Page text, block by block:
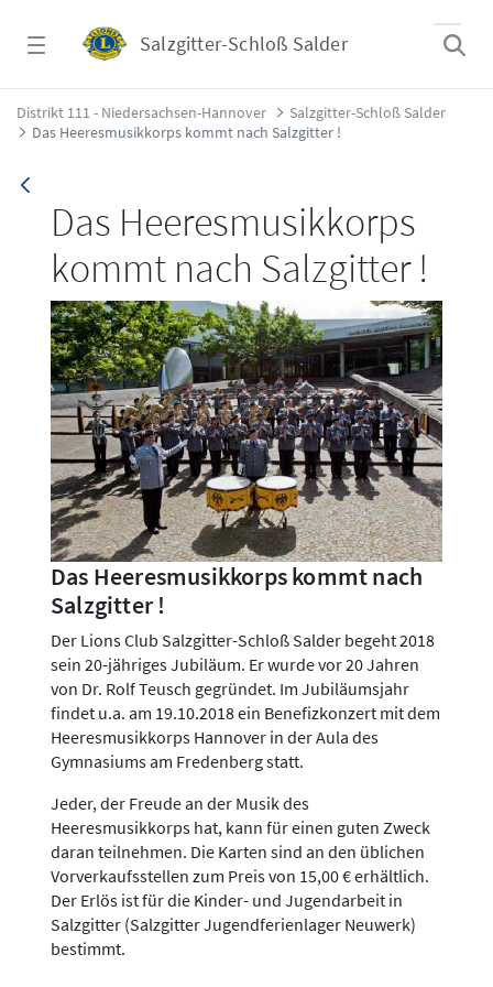
Salzgitter-Schloß Salder
Das Heeresmusikkorps kommt nach
Distrikt 111 - Niedersachsen-Hannover
Salzgitter-Schloß Salder
Das Heeresmusikkorps kommt nach Salzgitter !
Das Heeresmusikkorps
kommt nach Salzgitter !
Das Heeresmusikkorps kommt nach
Salzgitter !
Der Lions Club Salzgitter-Schloß Salder begeht 2018
sein 20-jähriges Jubiläum. Er wurde vor 20 Jahren
von Dr. Rolf Teusch gegründet. Im Jubiläumsjahr
findet u.a. am 19.10.2018 ein Benefizkonzert mit dem
Heeresmusikkorps Hannover in der Aula des
Gymnasiums am Fredenberg statt.
Jeder, der Freude an der Musik des
Heeresmusikkorps hat, kann für einen guten Zweck
daran teilnehmen. Die Karten sind an den üblichen
Vorverkaufsstellen zum Preis von 15,00 € erhältlich.
Der Erlös ist für die Kinder- und Jugendarbeit in
Salzgitter (Salzgitter Jugendferienlager Neuwerk)
bestimmt.